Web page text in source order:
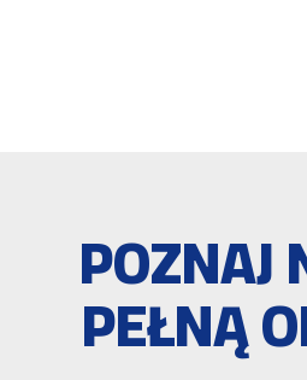
POZNAJ
PEŁNĄ